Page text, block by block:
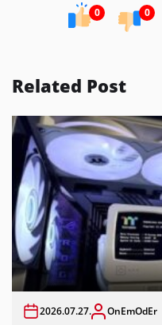
0 0
Related Post
2026.07.27. OnEmOdEr